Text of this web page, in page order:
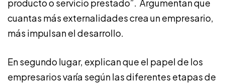
producto o servicio prestado”. Argumentan que
cuantas más externalidades crea un empresario,
más impulsan el desarrollo.
En segundo lugar, explican que el papel de los
empresarios varía según las diferentes etapas de